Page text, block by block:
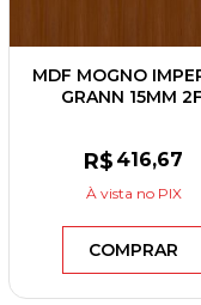
MDF MOGNO
GRANN 15MM
R$ 416,67
À vista no PIX
COMPRAR